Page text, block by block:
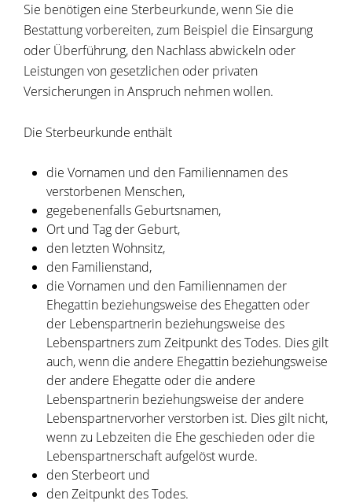
Sie benötigen eine Sterbeurkunde, wenn Sie die
Bestattung vorbereiten, zum Beispiel die Einsargung
oder Überführung, den Nachlass abwickeln oder
Leistungen von gesetzlichen oder privaten
Versicherungen in Anspruch nehmen wollen.
Die Sterbeurkunde enthält
die Vornamen und den Familiennamen des
verstorbenen Menschen,
gegebenenfalls Geburtsnamen,
Ort und Tag der Geburt,
den letzten Wohnsitz,
den Familienstand,
die Vornamen und den Familiennamen der
Ehegattin beziehungsweise des Ehegatten oder
der Lebenspartnerin beziehungsweise des
Lebenspartners zum Zeitpunkt des Todes. Dies gilt
auch, wenn die andere Ehegattin beziehungsweise
der andere Ehegatte oder die andere
Lebenspartnerin beziehungsweise der andere
Lebenspartnervorher verstorben ist. Dies gilt nicht,
wenn zu Lebzeiten die Ehe geschieden oder die
Lebenspartnerschaft aufgelöst wurde.
den Sterbeort und
den Zeitpunkt des Todes.